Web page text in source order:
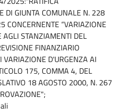
DI GIUNTA COMUNALE N. 228
“VARIAZIONE
AGLI STANZIAMENTI DEL
FINANZIARIO
D'URGENZA AI
175, COMMA 4, DEL
18 AGOSTO 2000, N. 267